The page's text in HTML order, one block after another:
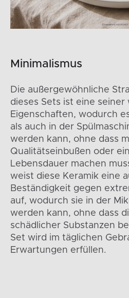
Minimalismus
Die außergewöhnliche
dieses Sets ist eine seiner
Eigenschaften, wodurch
als auch in der
werden kann, ohne dass
Qualitätseinbußen oder
Lebensdauer machen
weist diese Keramik eine
Beständigkeit gegen
auf, wodurch sie in der
werden kann, ohne dass
schädlicher Substanzen
Set wird im täglichen
Erwartungen erfüllen.